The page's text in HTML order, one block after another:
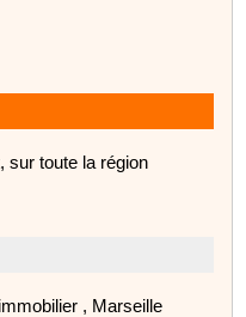
sur toute la région
, Marseille